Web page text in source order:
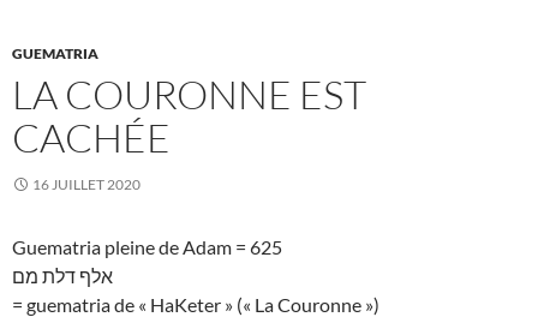
GUEMATRIA
LA COURONNE EST
CACHÉE
16 JUILLET 2020
Guematria pleine de Adam = 625
אלף דלת מם
= guematria de « HaKeter » (« La Couronne »)